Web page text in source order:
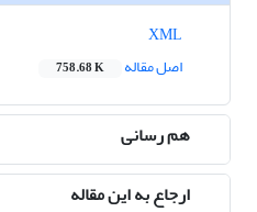
اصل مقاله
758.68 K
هم رسانی
ارجاع به این مقاله